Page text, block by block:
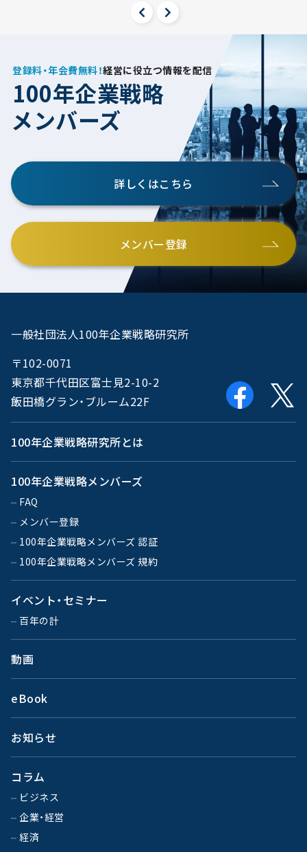
登録料・年会費無料！経営に役立つ情報を配信
100年企業戦略
メンバーズ
詳しくはこちら
メンバー登録
一般社団法人100年企業戦略研究所
〒102-0071
東京都千代田区富士見2-10-2
飯田橋グラン・ブルーム22F
100年企業戦略研究所とは
100年企業戦略メンバーズ
FAQ
メンバー登録
100年企業戦略メンバーズ 認証
100年企業戦略メンバーズ 規約
イベント・セミナー
百年の計
動画
eBook
お知らせ
コラム
ビジネス
企業・経営
経済